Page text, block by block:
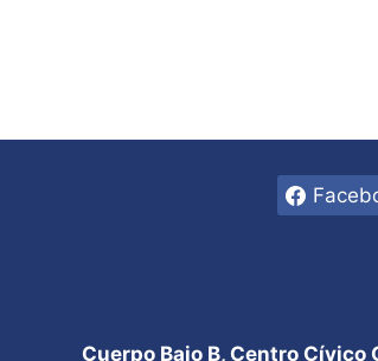
Cuerpo Bajo B, Centro